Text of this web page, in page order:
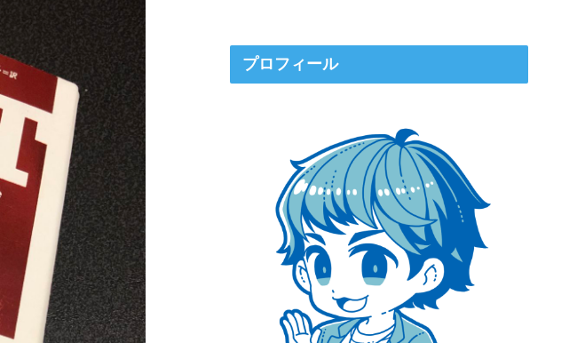
プロフィール